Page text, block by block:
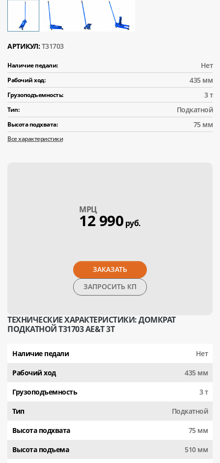
АРТИКУЛ: T31703
Наличие педали: Нет
Рабочий ход: 435 мм
Грузоподъемность: 3 т
Тип: Подкатной
Высота подхвата: 75 мм
Все характеристики
МPЦ
12 990 руб.
ЗАКАЗАТЬ
ЗАПРОСИТЬ КП
ТЕХНИЧЕСКИЕ ХАРАКТЕРИСТИКИ: ДОМКРАТ
ПОДКАТНОЙ T31703 AE&T 3Т
Наличие педали Нет
Рабочий ход 435 мм
Грузоподъемность 3 т
Тип Подкатной
Высота подхвата 75 мм
Высота подъема 510 мм